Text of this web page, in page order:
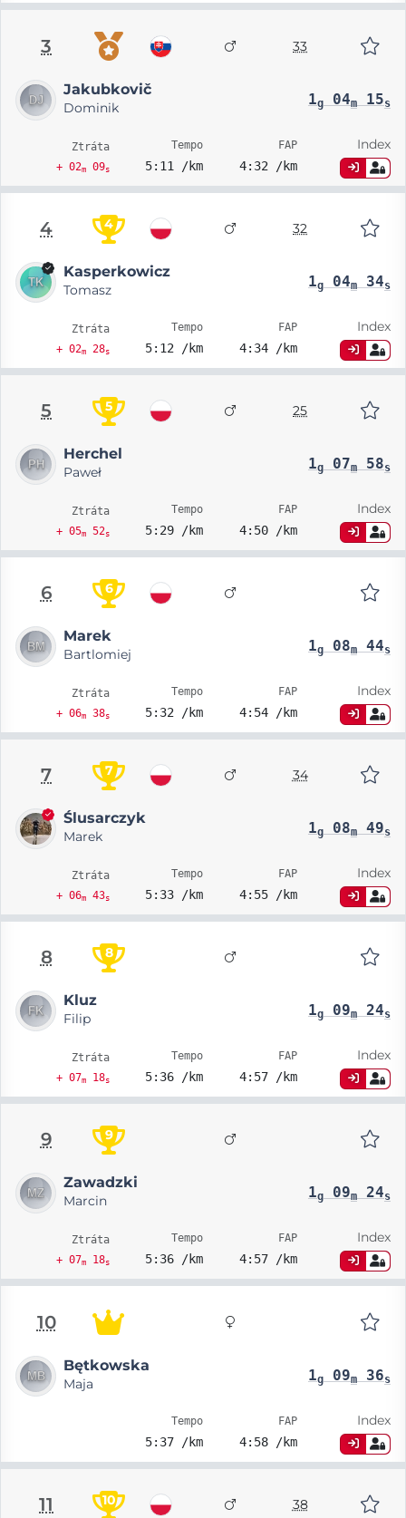
3 33
Jakubkovič
Dominik 1g04m15s
Ztráta
+ 02m09s
Tempo
5:11 /km
FAP
4:32 /km
Index
4 4 32
Kasperkowicz
Tomasz 1g04m34s
Ztráta
+ 02m28s
Tempo
5:12 /km
FAP
4:34 /km
Index
5 5 25
Herchel
Paweł 1g07m58s
Ztráta
+ 05m52s
Tempo
5:29 /km
FAP
4:50 /km
Index
6 6
Marek
Bartlomiej 1g08m44s
Ztráta
+ 06m38s
Tempo
5:32 /km
FAP
4:54 /km
Index
7 7 34
Ślusarczyk
Marek 1g08m49s
Ztráta
+ 06m43s
Tempo
5:33 /km
FAP
4:55 /km
Index
8 8
Kluz
Filip 1g09m24s
Ztráta
+ 07m18s
Tempo
5:36 /km
FAP
4:57 /km
Index
9 9
Zawadzki
Marcin 1g09m24s
Ztráta
+ 07m18s
Tempo
5:36 /km
FAP
4:57 /km
Index
10
Bętkowska
Maja 1g09m36s
Tempo
5:37 /km
FAP
4:58 /km
Index
11 10 38